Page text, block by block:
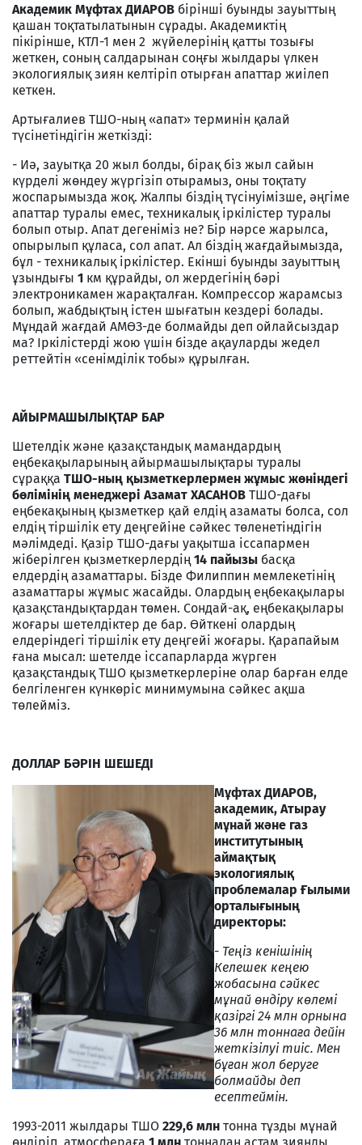
Академик Мұфтах ДИАРОВ бірінші буынды зауыттың
қашан тоқтатылатынын сұрады. Академиктің
пікірінше, КТЛ-1 мен 2 жүйелерінің қатты тозығы
жеткен, соның салдарынан соңғы жылдары үлкен
экологиялық зиян келтіріп отырған апаттар жиілеп
кеткен.
Артығалиев ТШО-ның «апат» терминін қалай
түсінетіндігін жеткізді:
- Иә, зауытқа 20 жыл болды, бірақ біз жыл сайын
күрделі жөндеу жүргізіп отырамыз, оны тоқтату
жоспарымызда жоқ. Жалпы біздің түсінуімізше, әңгіме
апаттар туралы емес, техникалық іркілістер туралы
болып отыр. Апат дегеніміз не? Бір нәрсе жарылса,
опырылып құласа, сол апат. Ал біздің жағдайымызда,
бұл - техникалық іркілістер. Екінші буынды зауыттың
ұзындығы 1 км құрайды, ол жердегінің бәрі
электроникамен жарақталған. Компрессор жарамсыз
болып, жабдықтың істен шығатын кездері болады.
Мұндай жағдай АМӨЗ-де болмайды деп ойлайсыздар
ма? Іркілістерді жою үшін бізде ақауларды жедел
реттейтін «сенімділік тобы» құрылған.
АЙЫРМАШЫЛЫҚТАР БАР
Шетелдік және қазақстандық мамандардың
еңбекақыларының айырмашылықтары туралы
сұраққа ТШО-ның қызметкерлермен жұмыс жөніндегі
бөлімінің менеджері Азамат ХАСАНОВ ТШО-дағы
еңбекақының қызметкер қай елдің азаматы болса, сол
елдің тіршілік ету деңгейіне сәйкес төленетіндігін
мәлімдеді. Қазір ТШО-дағы уақытша іссапармен
жіберілген қызметкерлердің 14 пайызы басқа
елдердің азаматтары. Бізде Филиппин мемлекетінің
азаматтары жұмыс жасайды. Олардың еңбекақылары
қазақстандықтардан төмен. Сондай-ақ, еңбекақылары
жоғары шетелдіктер де бар. Өйткені олардың
елдеріндегі тіршілік ету деңгейі жоғары. Қарапайым
ғана мысал: шетелде іссапарларда жүрген
қазақстандық ТШО қызметкерлеріне олар барған елде
белгіленген күнкөріс минимумына сәйкес ақша
төлейміз.
ДОЛЛАР БӘРІН ШЕШЕДІ
Мұфтах ДИАРОВ,
академик, Атырау
мұнай және газ
институтының
аймақтық
экологиялық
проблемалар Ғылыми
орталығының
директоры:
- Теңіз кенішінің
Келешек кеңею
жобасына сәйкес
мұнай өндіру көлемі
қазіргі 24 млн орнына
36 млн тоннаға дейін
жеткізілуі тиіс. Мен
бұған жол беруге
болмайды деп
есептеймін.
1993-2011 жылдары ТШО 229,6 млн тонна тұзды мұнай
өндіріп, атмосфераға 1 млн тоннадан астам зиянды